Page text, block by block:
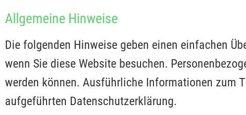
Allgemeine Hinweise
Die folgenden Hinweise geben einen einfachen
wenn Sie diese Website besuchen.
werden können. Ausführliche Informationen zum
aufgeführten Datenschutzerklärung.